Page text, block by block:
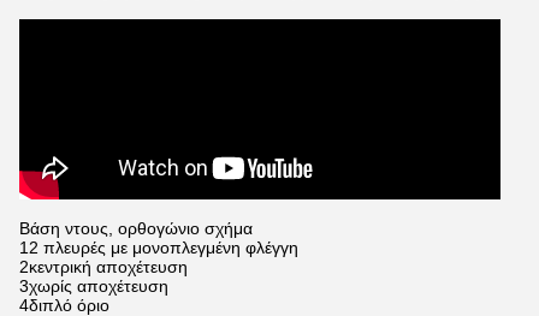
Βάση ντους, ορθογώνιο σχήμα
12 πλευρές με μονοπλεγμένη φλέγγη
2κεντρική αποχέτευση
3χωρίς αποχέτευση
4διπλό όριο